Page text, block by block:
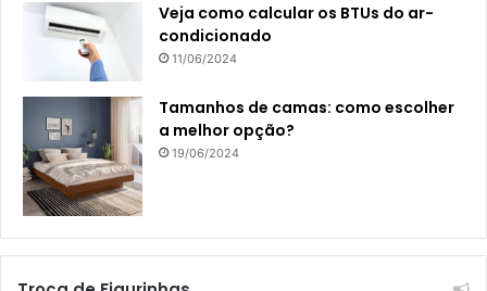
Veja como calcular os BTUs do ar-
condicionado
11/06/2024
Tamanhos de camas: como escolher
a melhor opção?
19/06/2024